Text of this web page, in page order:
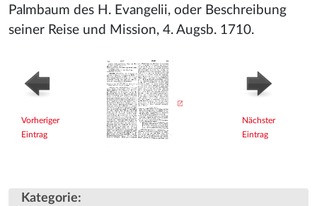
Palmbaum des H. Evangelii, oder Beschreibung
seiner Reise und Mission, 4. Augsb. 1710.
Vorheriger
Eintrag
Nächster
Eintrag
Kategorie: